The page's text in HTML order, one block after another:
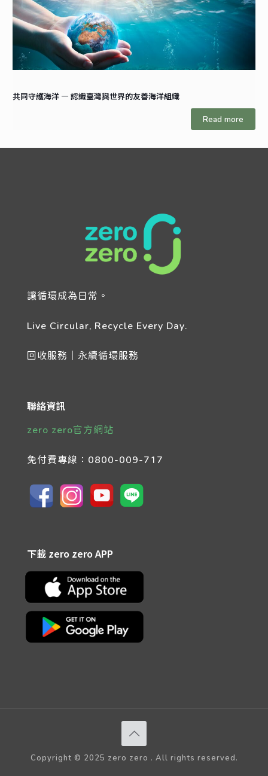
共同守護海洋 — 認識臺灣與世界的友善海洋組織
Read more
讓循環成為日常。
Live Circular, Recycle Every Day.
回收服務｜永續循環服務
聯絡資訊
zero zero官方網站
免付費專線： 0800-009-717
下載 zero zero APP
Copyright © 2025 zero zero . All rights reserved.